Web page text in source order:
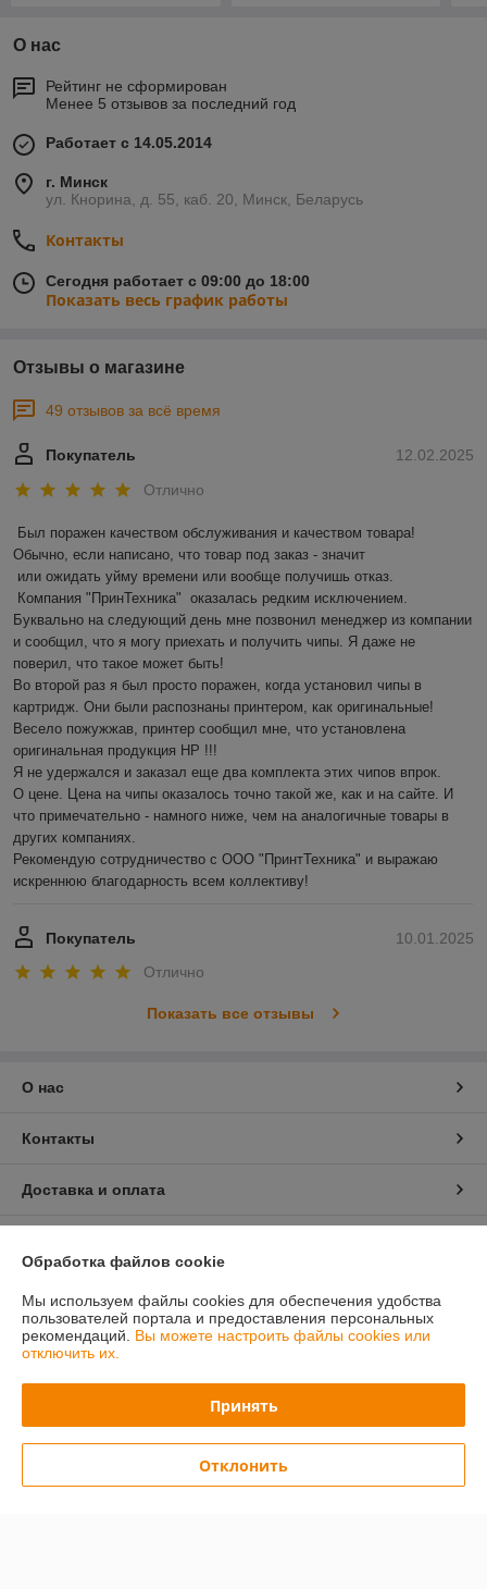
О нас
Рейтинг не сформирован
Менее 5 отзывов за последний год
Работает с 14.05.2014
г. Минск
ул. Кнорина, д. 55, каб. 20, Минск, Беларусь
Контакты
Сегодня работает с 09:00 до 18:00
Показать весь график работы
Отзывы о магазине
49 отзывов за всё время
12.02.2025
Покупатель
Отлично
Был поражен качеством обслуживания и качеством товара!
Обычно, если написано, что товар под заказ - значит
Буквально на следующий день мне позвонил менеджер из компании
и сообщил, что я могу приехать и получить чипы. Я даже не
поверил, что такое может быть!
Во второй раз я был просто поражен, когда установил чипы в
картридж. Они были распознаны принтером, как оригинальные!
Весело пожужжав, принтер сообщил мне, что установлена
оригинальная продукция HP !!!
Я не удержался и заказал еще два комплекта этих чипов впрок.
О цене. Цена на чипы оказалось точно такой же, как и на сайте. И
что примечательно - намного ниже, чем на аналогичные товары в
других компаниях.
Рекомендую сотрудничество с ООО "ПринтТехника" и выражаю
искреннюю благодарность всем коллективу!
10.01.2025
Покупатель
Отлично
Показать все отзывы
О нас
Контакты
Доставка и оплата
Полная версия сайта
Политика обработки cookies
Информация для покупателя
Обработка файлов cookie
Мы используем файлы cookies для обеспечения удобства
пользователей портала и предоставления персональных
рекомендаций. Вы можете настроить файлы cookies или
отключить их.
Принять
Отклонить